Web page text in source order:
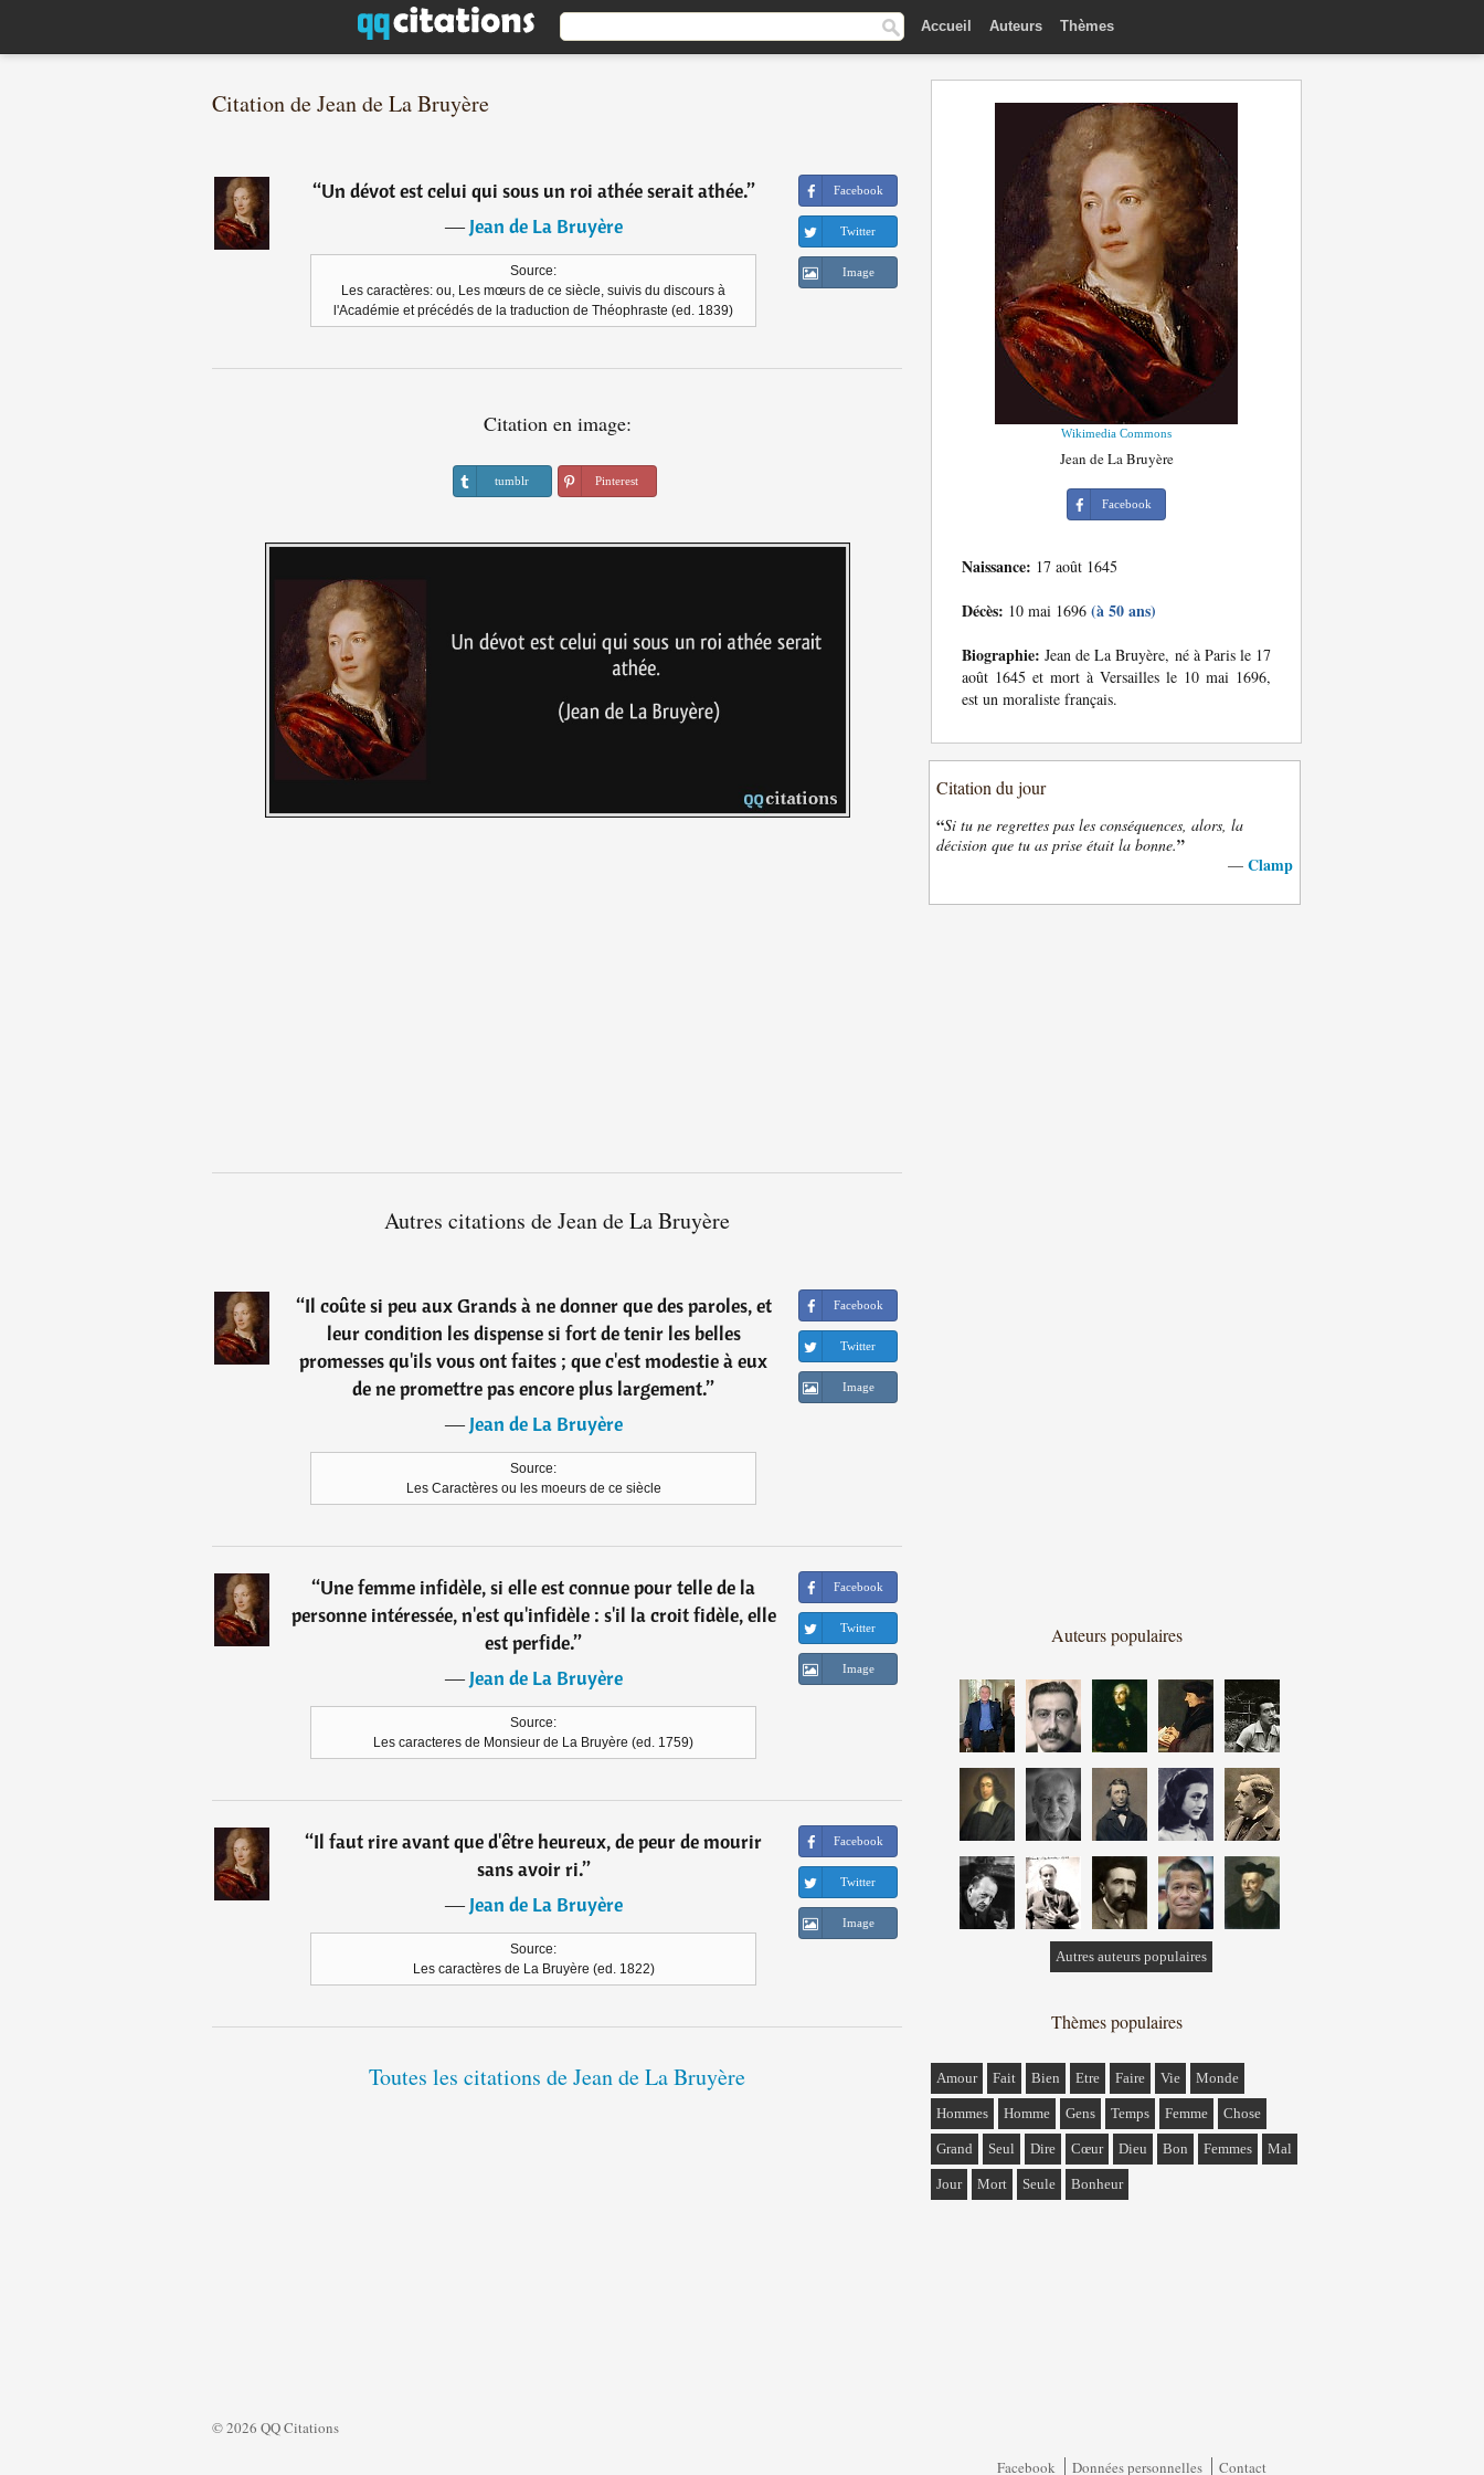
Accueil Auteurs Thèmes
Citation de Jean de La Bruyère
“Un dévot est celui qui sous un roi athée serait athée.”
―Jean de La Bruyère
Source:
Les caractères: ou, Les mœurs de ce siècle, suivis du discours à
l'Académie et précédés de la traduction de Théophraste (ed. 1839)
Facebook
Twitter
Image
Citation en image:
tumblr Pinterest
Autres citations de Jean de La Bruyère
“Il coûte si peu aux Grands à ne donner que des paroles, et
leur condition les dispense si fort de tenir les belles
promesses qu'ils vous ont faites ; que c'est modestie à eux
de ne promettre pas encore plus largement.”
―Jean de La Bruyère
Source:
Les Caractères ou les moeurs de ce siècle
Facebook
Twitter
Image
“Une femme infidèle, si elle est connue pour telle de la
personne intéressée, n'est qu'infidèle : s'il la croit fidèle, elle
est perfide.”
―Jean de La Bruyère
Source:
Les caracteres de Monsieur de La Bruyère (ed. 1759)
Facebook
Twitter
Image
“Il faut rire avant que d'être heureux, de peur de mourir
sans avoir ri.”
―Jean de La Bruyère
Source:
Les caractères de La Bruyère (ed. 1822)
Facebook
Twitter
Image
Toutes les citations de Jean de La Bruyère
Wikimedia Commons
Jean de La Bruyère
Facebook
Naissance: 17 août 1645
Décès: 10 mai 1696 (à 50 ans)
Biographie: Jean de La Bruyère, né à Paris le 17
août 1645 et mort à Versailles le 10 mai 1696,
est un moraliste français.
Citation du jour
“Si tu ne regrettes pas les conséquences, alors, la
décision que tu as prise était la bonne.”
— Clamp
Auteurs populaires
Autres auteurs populaires
Thèmes populaires
Amour Fait Bien Etre Faire Vie Monde
Hommes Homme Gens Temps Femme Chose
Grand Seul Dire Cœur Dieu Bon Femmes Mal
Jour Mort Seule Bonheur
© 2026 QQ Citations
Facebook
Données personnelles Contact